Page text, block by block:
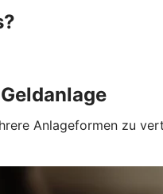
Anlageformen zu